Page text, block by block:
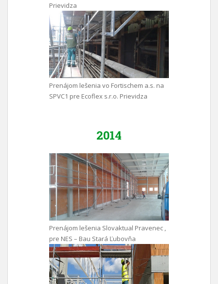
Prievidza
Prenájom lešenia vo Fortischem a.s. na
SPVC1 pre Ecoflex s.r.o. Prievidza
2014
Prenájom lešenia Slovaktual Pravenec ,
pre NES – Bau Stará Ľubovňa